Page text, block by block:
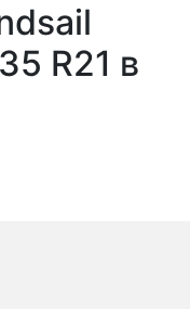
R21 в